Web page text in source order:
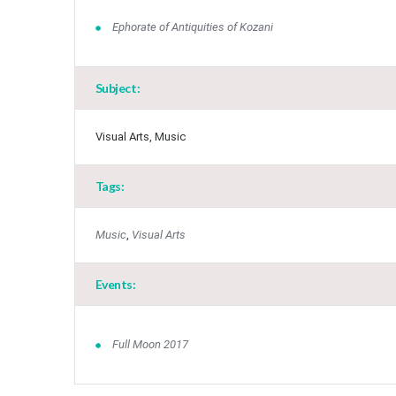
Ephorate of Antiquities of Kozani
Subject:
Visual Arts, Music
Tags:
Music, Visual Arts
Events:
Full Moon 2017